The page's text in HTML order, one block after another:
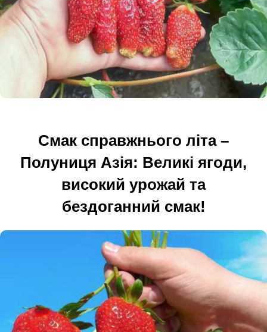
Смак справжнього літа –
Полуниця Азія: Великі ягоди,
високий урожай та
бездоганний смак!